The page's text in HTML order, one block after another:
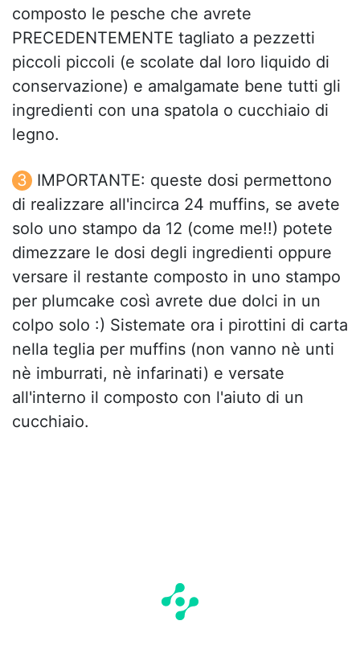
composto le pesche che avrete
PRECEDENTEMENTE tagliato a pezzetti
piccoli piccoli (e scolate dal loro liquido di
conservazione) e amalgamate bene tutti gli
ingredienti con una spatola o cucchiaio di
legno.
IMPORTANTE: queste dosi permettono
di realizzare all'incirca 24 muffins, se avete
solo uno stampo da 12 (come me!!) potete
dimezzare le dosi degli ingredienti oppure
versare il restante composto in uno stampo
per plumcake così avrete due dolci in un
colpo solo :) Sistemate ora i pirottini di carta
nella teglia per muffins (non vanno nè unti
nè imburrati, nè infarinati) e versate
all'interno il composto con l'aiuto di un
cucchiaio.